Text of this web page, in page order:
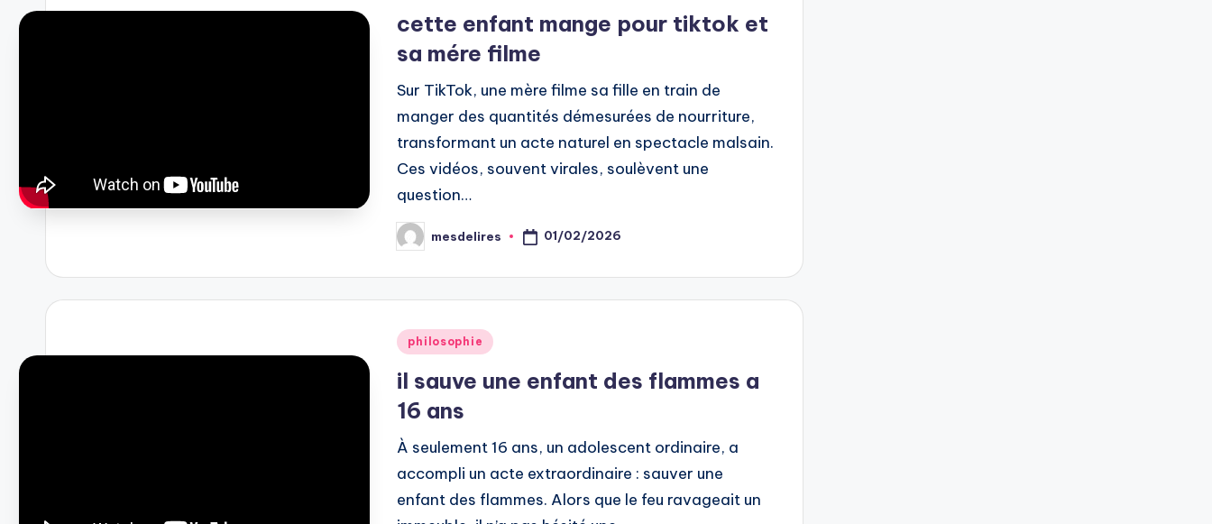
cette enfant mange pour tiktok et
sa mére filme
Sur TikTok, une mère filme sa fille en train de
manger des quantités démesurées de nourriture,
transformant un acte naturel en spectacle malsain.
Ces vidéos, souvent virales, soulèvent une
question…
Posted
by
mesdelires 01/02/2026
Posted
philosophie
il sauve une enfant des flammes a
16 ans
À seulement 16 ans, un adolescent ordinaire, a
accompli un acte extraordinaire : sauver une
enfant des flammes. Alors que le feu ravageait un